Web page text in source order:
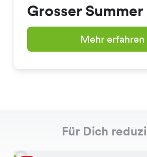
Grosser Summer
Mehr erfahren
Für Dich